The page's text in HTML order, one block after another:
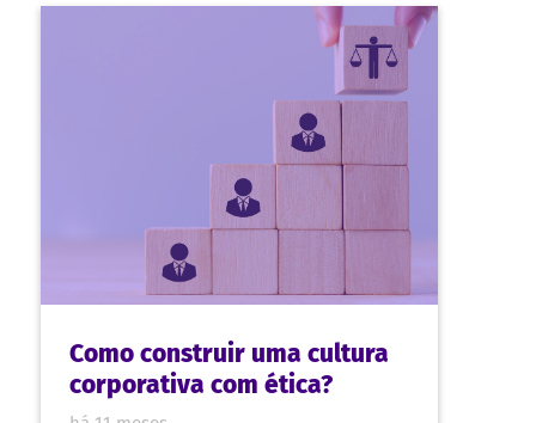
Entenda como a gestão de pessoas e o
ambiente de trabalho afetam os
resultados e a integridade da empresa, e